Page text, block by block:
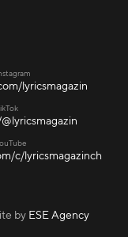
lyricsmagazin
c/lyricsmagazinch
by ESE Agency